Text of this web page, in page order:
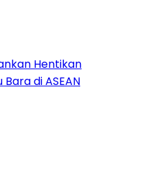
Hentikan
di ASEAN